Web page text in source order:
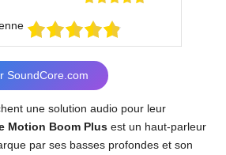
SoundCore.com
une solution audio pour leur
Motion Boom Plus est un haut-parleur
par ses basses profondes et son